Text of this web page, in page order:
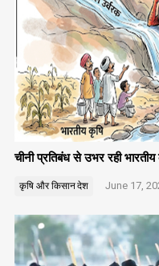
चीनी प्रतिबंध से उभर रही
कृषि और किसानदेश June 17,